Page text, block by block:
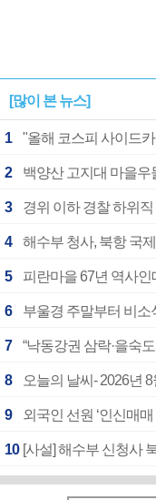
[많이 본 뉴스]
1 "올해 코스피 사이드
2 백양산 고지대 마을우
3 경위 이하 경찰 하위
4 해수부 청사, 북항 국
5 피란마을 67년 역사
6 부울경 주말부터 비소
7 “낙동강권 삼락·을숙
8 오늘의 날씨- 2026년 8
9 외국인 선원 ‘인신매
10 [사설] 해수부 신청사